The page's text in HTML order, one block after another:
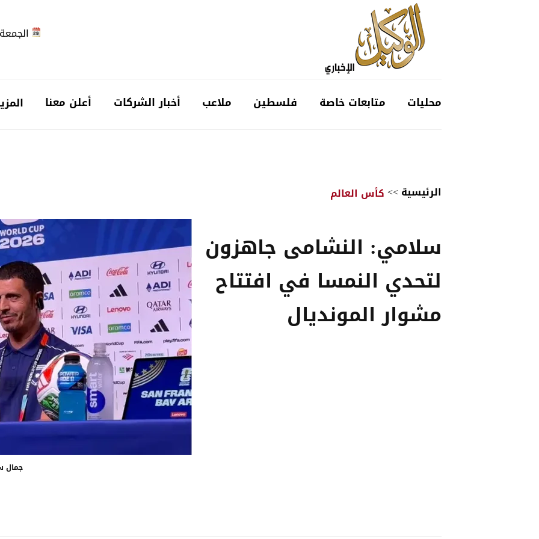
الجمعة 2026-
محليات متابعات خاصة فلسطين ملاعب أخبار الشركات أعلن معنا
الرئيسية>>كأس العالم
سلامي: النشامى جاهزون
لتحدي النمسا في افتتاح
مشوار المونديال
جمال